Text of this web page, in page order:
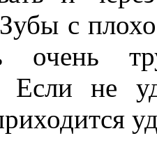
с
очень
Если не